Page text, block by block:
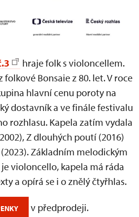
hraje folk s violoncellem.
Bonsaie z 80. let. V roce
hlavní cenu poroty na
dostavník a ve finále festivalu
rozhlasu. Kapela zatím vydala
Z dlouhých poutí (2016)
Základním melodickým
violoncello, kapela má ráda
a opírá se i o znělý čtyřhlas.
v předprodeji.